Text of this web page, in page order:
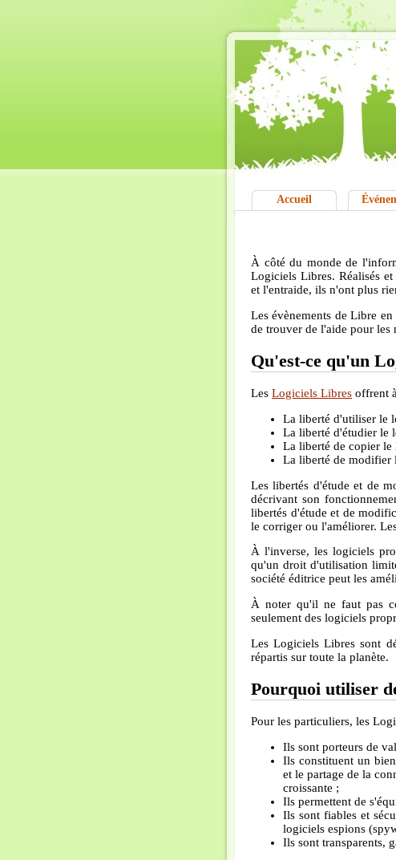
Accueil
À côté du monde de
Logiciels Libres. Réalisés
et l'entraide, ils n'ont plus
Les évènements de Libre
de trouver de l'aide pour les
Qu'est-ce qu'un
Les Logiciels Libres offrent
La liberté d'utiliser le
La liberté d'étudier le
La liberté de copier le
La liberté de modifier
Les libertés d'étude et de
décrivant son
libertés d'étude et de
le corriger ou l'améliorer.
À l'inverse, les logiciels
qu'un droit d'utilisation
société éditrice peut les
À noter qu'il ne faut pas
seulement des logiciels
Les Logiciels Libres sont
répartis sur toute la planète.
Pourquoi utiliser
Pour les particuliers, les
Ils sont porteurs de
Ils constituent un
et le partage de la
croissante ;
Ils permettent de
Ils sont fiables et
logiciels espions
Ils sont transparents,